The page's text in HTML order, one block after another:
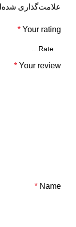
علامت‌گذاری
Your rating
*
Your review
*
Name
*